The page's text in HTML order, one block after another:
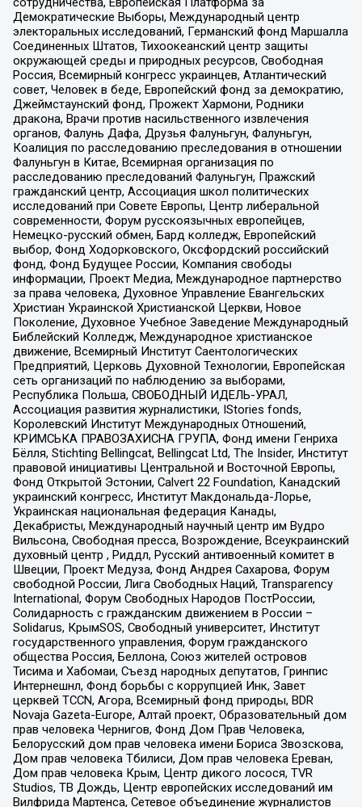
Демократические Выборы, Международный центр
электоральных исследований, Германский фонд Маршалла
Соединенных Штатов, Тихоокеанский центр защиты
окружающей среды и природных ресурсов, Свободная
Россия, Всемирный конгресс украинцев, Атлантический
совет, Человек в беде, Европейский фонд за демократию,
Джеймстаунский фонд, Прожект Хармони, Родники
дракона, Врачи против насильственного извлечения
органов, Фалунь Дафа, Друзья Фалуньгун, Фалуньгун,
Коалиция по расследованию преследования в отношении
Фалуньгун в Китае, Всемирная организация по
расследованию преследований Фалуньгун, Пражский
гражданский центр, Ассоциация школ политических
исследований при Совете Европы, Центр либеральной
современности, Форум русскоязычных европейцев,
Немецко-русский обмен, Бард колледж, Европейский
выбор, Фонд Ходорковского, Оксфордский российский
фонд, Фонд Будущее России, Компания свободы
информации, Проект Медиа, Международное партнерство
за права человека, Духовное Управление Евангельских
Христиан Украинской Христианской Церкви, Новое
Поколение, Духовное Учебное Заведение Международный
Библейский Колледж, Международное христианское
движение, Всемирный Институт Саентологических
Предприятий, Церковь Духовной Технологии, Европейская
сеть организаций по наблюдению за выборами,
Республика Польша, СВОБОДНЫЙ ИДЕЛЬ-УРАЛ,
Ассоциация развития журналистики, IStories fonds,
Королевский Институт Международных Отношений,
КРИМСЬКА ПРАВОЗАХИСНА ГРУПА, Фонд имени Генриха
Бёлля, Stichting Bellingcat, Bellingcat Ltd, The Insider, Институт
правовой инициативы Центральной и Восточной Европы,
Фонд Открытой Эстонии, Calvert 22 Foundation, Канадский
украинский конгресс, Институт Макдональда-Лорье,
Украинская национальная федерация Канады,
Декабристы, Международный научный центр им Вудро
Вильсона, Свободная пресса, Возрождение, Всеукраинский
духовный центр , Риддл, Русский антивоенный комитет в
Швеции, Проект Медуза, Фонд Андрея Сахарова, Форум
свободной России, Лига Свободных Наций, Transparеncy
International, Форум Свободных Народов ПостРоссии,
Солидарность с гражданским движением в России –
Solidarus, КрымSOS, Свободный университет, Институт
государственного управления, Форум гражданского
общества Россия, Беллона, Союз жителей островов
Тисима и Хабомаи, Съезд народных депутатов, Гринпис
Интернешнл, Фонд борьбы с коррупцией Инк, Завет
церквей TCCN, Агора, Всемирный фонд природы, BDR
Novaja Gazeta-Europe, Алтай проект, Образовательный дом
прав человека Чернигов, Фонд Дом Прав Человека,
Белорусский дом прав человека имени Бориса Звозскова,
Дом прав человека Тбилиси, Дом прав человека Ереван,
Дом прав человека Крым, Центр дикого лосося, TVR
Studios, ТВ Дождь, Центр европейских исследований им
Вилфрида Мартенса, Сетевое объединение журналистов